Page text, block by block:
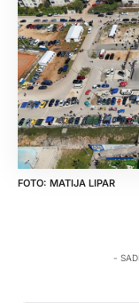
MATIJA LIPAR
-